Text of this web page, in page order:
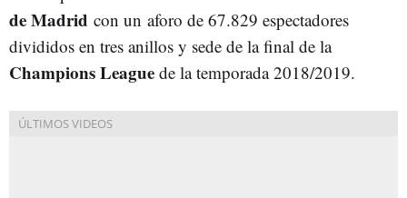
de Madrid con un aforo de 67.829 espectadores
divididos en tres anillos y sede de la final de la
Champions League de la temporada 2018/2019.